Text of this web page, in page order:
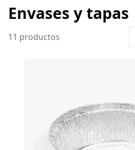
Envases y tapas
11 productos